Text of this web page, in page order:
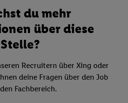
du mehr
über diese
Stelle?
Recruitern über Xing oder
deine Fragen über den Job
Fachbereich.